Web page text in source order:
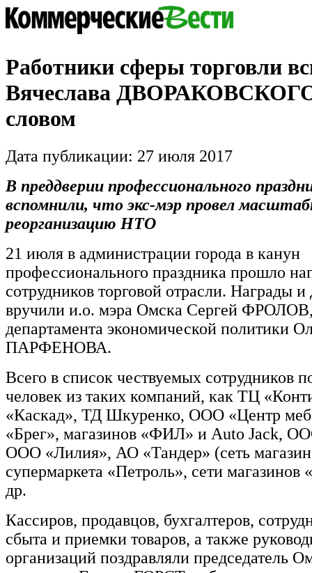
Работники сферы торговли
Вячеслава
словом
Дата публикации: 27 июля 2017
В преддверии профессионального
вспомнили, что экс-мэр провел
реорганизацию НТО
21 июля в администрации города в канун
профессионального праздника прошло
сотрудников торговой отрасли. Награды
вручили и.о. мэра Омска Сергей ФРОЛОВ,
департамента экономической политики
ПАРФЕНОВА.
Всего в список чествуемых сотрудников
человек из таких компаний, как ТЦ
«Каскад», ТД Шкуренко, ООО «Центр
«Брег», магазинов «ФИЛ» и Auto Jack,
ООО «Лилия», АО «Тандер» (сеть
супермаркета «Петроль», сети магазинов
др.
Кассиров, продавцов, бухгалтеров,
сбыта и приемки товаров, а также
организаций поздравляли председатель